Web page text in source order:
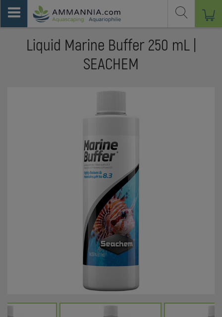
Liquid Marine Buffer 250 mL |
SEACHEM